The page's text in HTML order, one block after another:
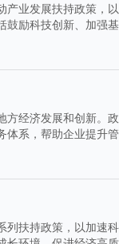
业发展扶持政策，
励科技创新、加强
经济发展和创新。
系，帮助企业提升
扶持政策，以加速